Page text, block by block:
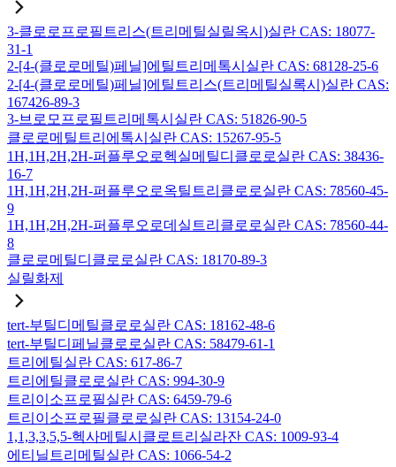
3-클로로프로필트리스(트리메틸실릴옥시)실란 CAS: 18077-
31-1
2-[4-(클로로메틸)페닐]에틸트리메톡시실란 CAS: 68128-25-6
2-[4-(클로로메틸)페닐]에틸트리스(트리메틸실록시)실란 CAS:
167426-89-3
3-브로모프로필트리메톡시실란 CAS: 51826-90-5
클로로메틸트리에톡시실란 CAS: 15267-95-5
1H,1H,2H,2H-퍼플루오로헥실메틸디클로로실란 CAS: 38436-
16-7
1H,1H,2H,2H-퍼플루오로옥틸트리클로로실란 CAS: 78560-45-
9
1H,1H,2H,2H-퍼플루오로데실트리클로로실란 CAS: 78560-44-
8
클로로메틸디클로로실란 CAS: 18170-89-3
실릴화제
tert-부틸디메틸클로로실란 CAS: 18162-48-6
tert-부틸디페닐클로로실란 CAS: 58479-61-1
트리에틸실란 CAS: 617-86-7
트리에틸클로로실란 CAS: 994-30-9
트리이소프로필실란 CAS: 6459-79-6
트리이소프로필클로로실란 CAS: 13154-24-0
1,1,3,3,5,5-헥사메틸시클로트리실라잔 CAS: 1009-93-4
에티닐트리메틸실란 CAS: 1066-54-2